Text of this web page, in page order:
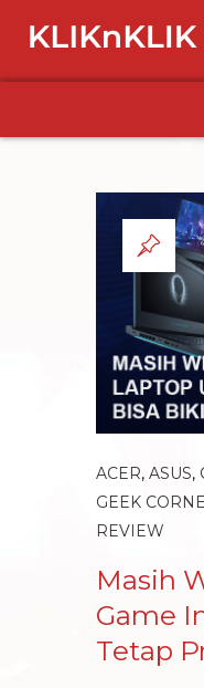
ACER, ASUS,
GEEK
REVIEW
Masih
Game
Tetap